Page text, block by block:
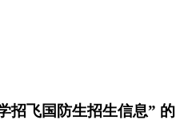
招飞国防生招生信息” 的